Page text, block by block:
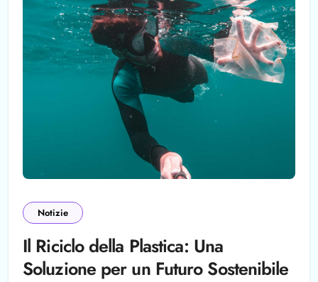
Notizie
Il Riciclo della Plastica: Una
Soluzione per un Futuro Sostenibile